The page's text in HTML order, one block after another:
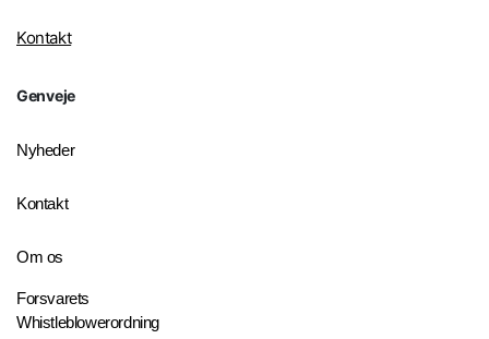
Kontakt
Genveje
Nyheder
Kontakt
Om os
Forsvarets
Whistleblowerordning